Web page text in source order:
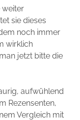
weiter
sie dieses
noch immer
wirklich
jetzt bitte die
aufwühlend
Rezensenten,
Vergleich mit